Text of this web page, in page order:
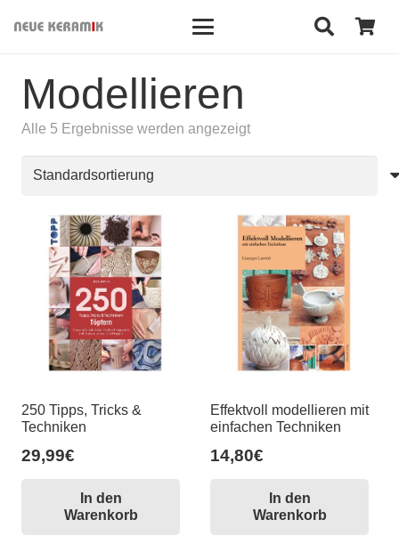
Modellieren
Alle 5 Ergebnisse werden angezeigt
250 Tipps, Tricks &
Techniken
29,99€
In den
Warenkorb
Effektvoll modellieren mit
einfachen Techniken
14,80€
In den
Warenkorb